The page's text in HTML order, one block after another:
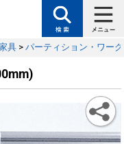
具 > パーティション・ワー